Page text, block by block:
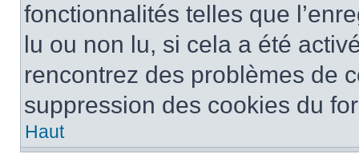
fonctionnalités telles que
lu ou non lu, si cela a été
rencontrez des problèmes de
suppression des cookies du
Haut